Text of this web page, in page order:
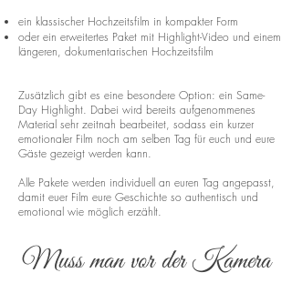
ein klassischer Hochzeitsfilm in kompakter Form
oder ein erweitertes Paket mit Highlight-Video und einem
längeren, dokumentarischen Hochzeitsfilm
Zusätzlich gibt es eine besondere Option: ein Same-
Day Highlight. Dabei wird bereits aufgenommenes
Material sehr zeitnah bearbeitet, sodass ein kurzer
emotionaler Film noch am selben Tag für euch und eure
Gäste gezeigt werden kann.
Alle Pakete werden individuell an euren Tag angepasst,
damit euer Film eure Geschichte so authentisch und
emotional wie möglich erzählt.
Muss man vor der Kamera